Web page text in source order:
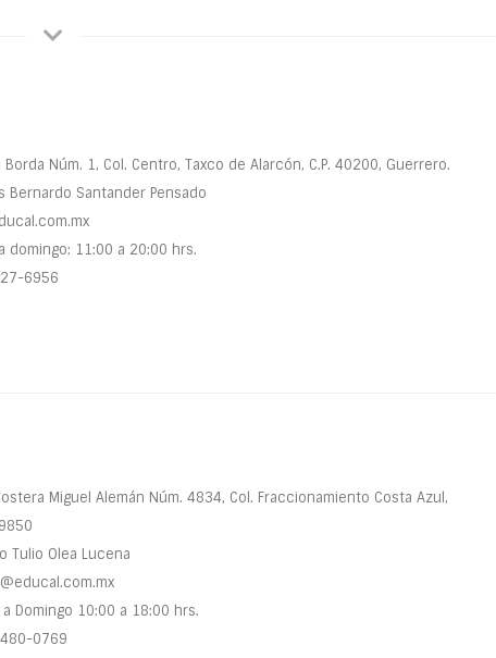
Borda Núm. 1, Col. Centro, Taxco de Alarcón, C.P. 40200, Guerrero.
Bernardo Santander Pensado
domingo: 11:00 a 20:00 hrs.
6956
Miguel Alemán Núm. 4834, Col. Fraccionamiento Costa Azul,
Tulio Olea Lucena
Domingo 10:00 a 18:00 hrs.
0769